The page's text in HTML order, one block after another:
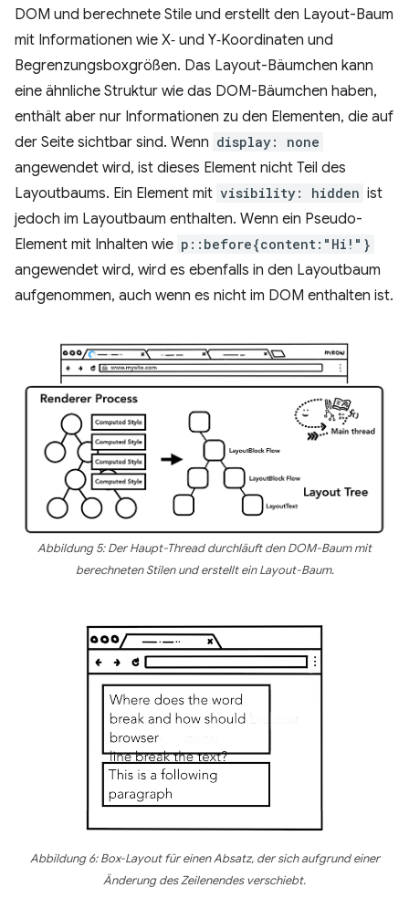
DOM und berechnete Stile und erstellt den Layout-Baum
mit Informationen wie X‑ und Y‑Koordinaten und
Begrenzungsboxgrößen. Das Layout-Bäumchen kann
eine ähnliche Struktur wie das DOM-Bäumchen haben,
enthält aber nur Informationen zu den Elementen, die auf
der Seite sichtbar sind. Wenn display: none
angewendet wird, ist dieses Element nicht Teil des
Layoutbaums. Ein Element mit visibility: hidden ist
jedoch im Layoutbaum enthalten. Wenn ein Pseudo-
Element mit Inhalten wie p::before{content:"Hi!"}
angewendet wird, wird es ebenfalls in den Layoutbaum
aufgenommen, auch wenn es nicht im DOM enthalten ist.
Abbildung 5: Der Haupt-Thread durchläuft den DOM-Baum mit
berechneten Stilen und erstellt ein Layout-Baum.
Abbildung 6: Box-Layout für einen Absatz, der sich aufgrund einer
Änderung des Zeilenendes verschiebt.